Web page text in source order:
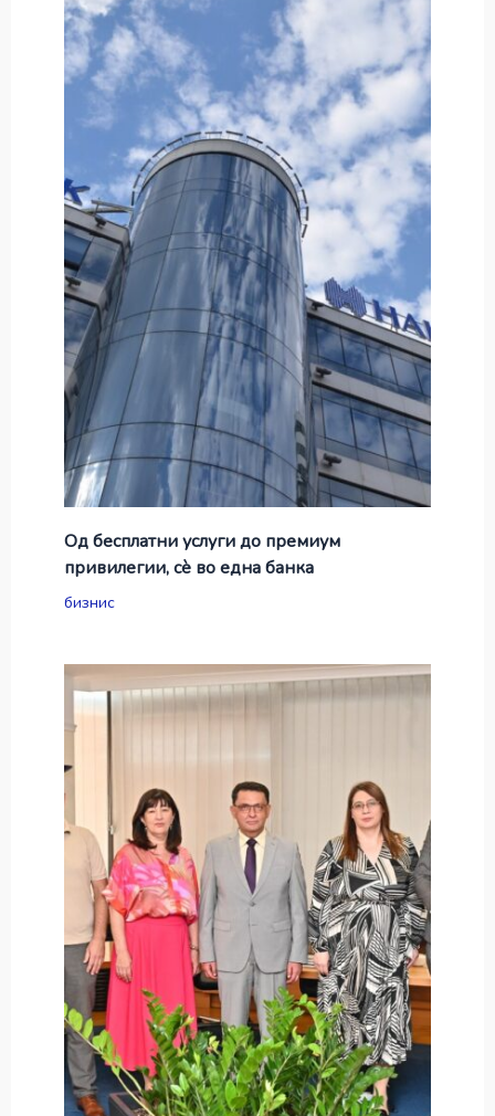
Од бесплатни услуги до премиум
привилегии, сè во една банка
бизнис